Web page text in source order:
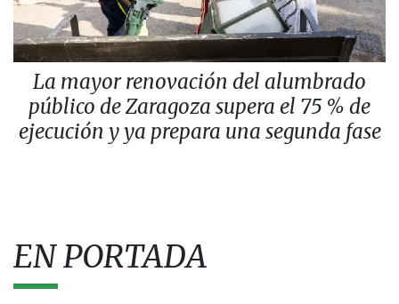
La mayor renovación del alumbrado
público de Zaragoza supera el 75 % de
ejecución y ya prepara una segunda fase
EN PORTADA